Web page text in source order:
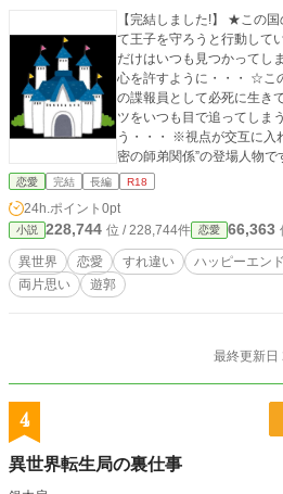
【完結しました!】 ★この
て王子を守ろうと行動して
だけはいつも見つかってし
心を許すように・・・ ☆この国の女優、そして裏の姿は王妃
の諜報員として必死に生き
ツをいつも目で追ってしま
う・・・ ※視点が交互に入れ替わります ※別作品である“秘
密の師弟関係”の登場人物
恋愛 完結 長編 R18
24h.ポイント 0pt
小説 228,744 位 / 228,744件 恋愛 66,363
異世界 恋愛 すれ違い ハッピーエンド
両片思い
遊郭
最終更新
4
異世界転生局の裏仕事